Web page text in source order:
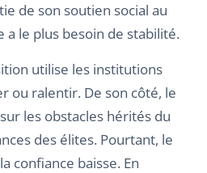
de son soutien social au
le plus besoin de stabilité.
utilise les institutions
ou ralentir. De son côté, le
les obstacles hérités du
des élites. Pourtant, le
confiance baisse. En